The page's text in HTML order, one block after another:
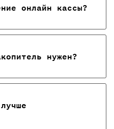
онлайн кассы?
нужен?